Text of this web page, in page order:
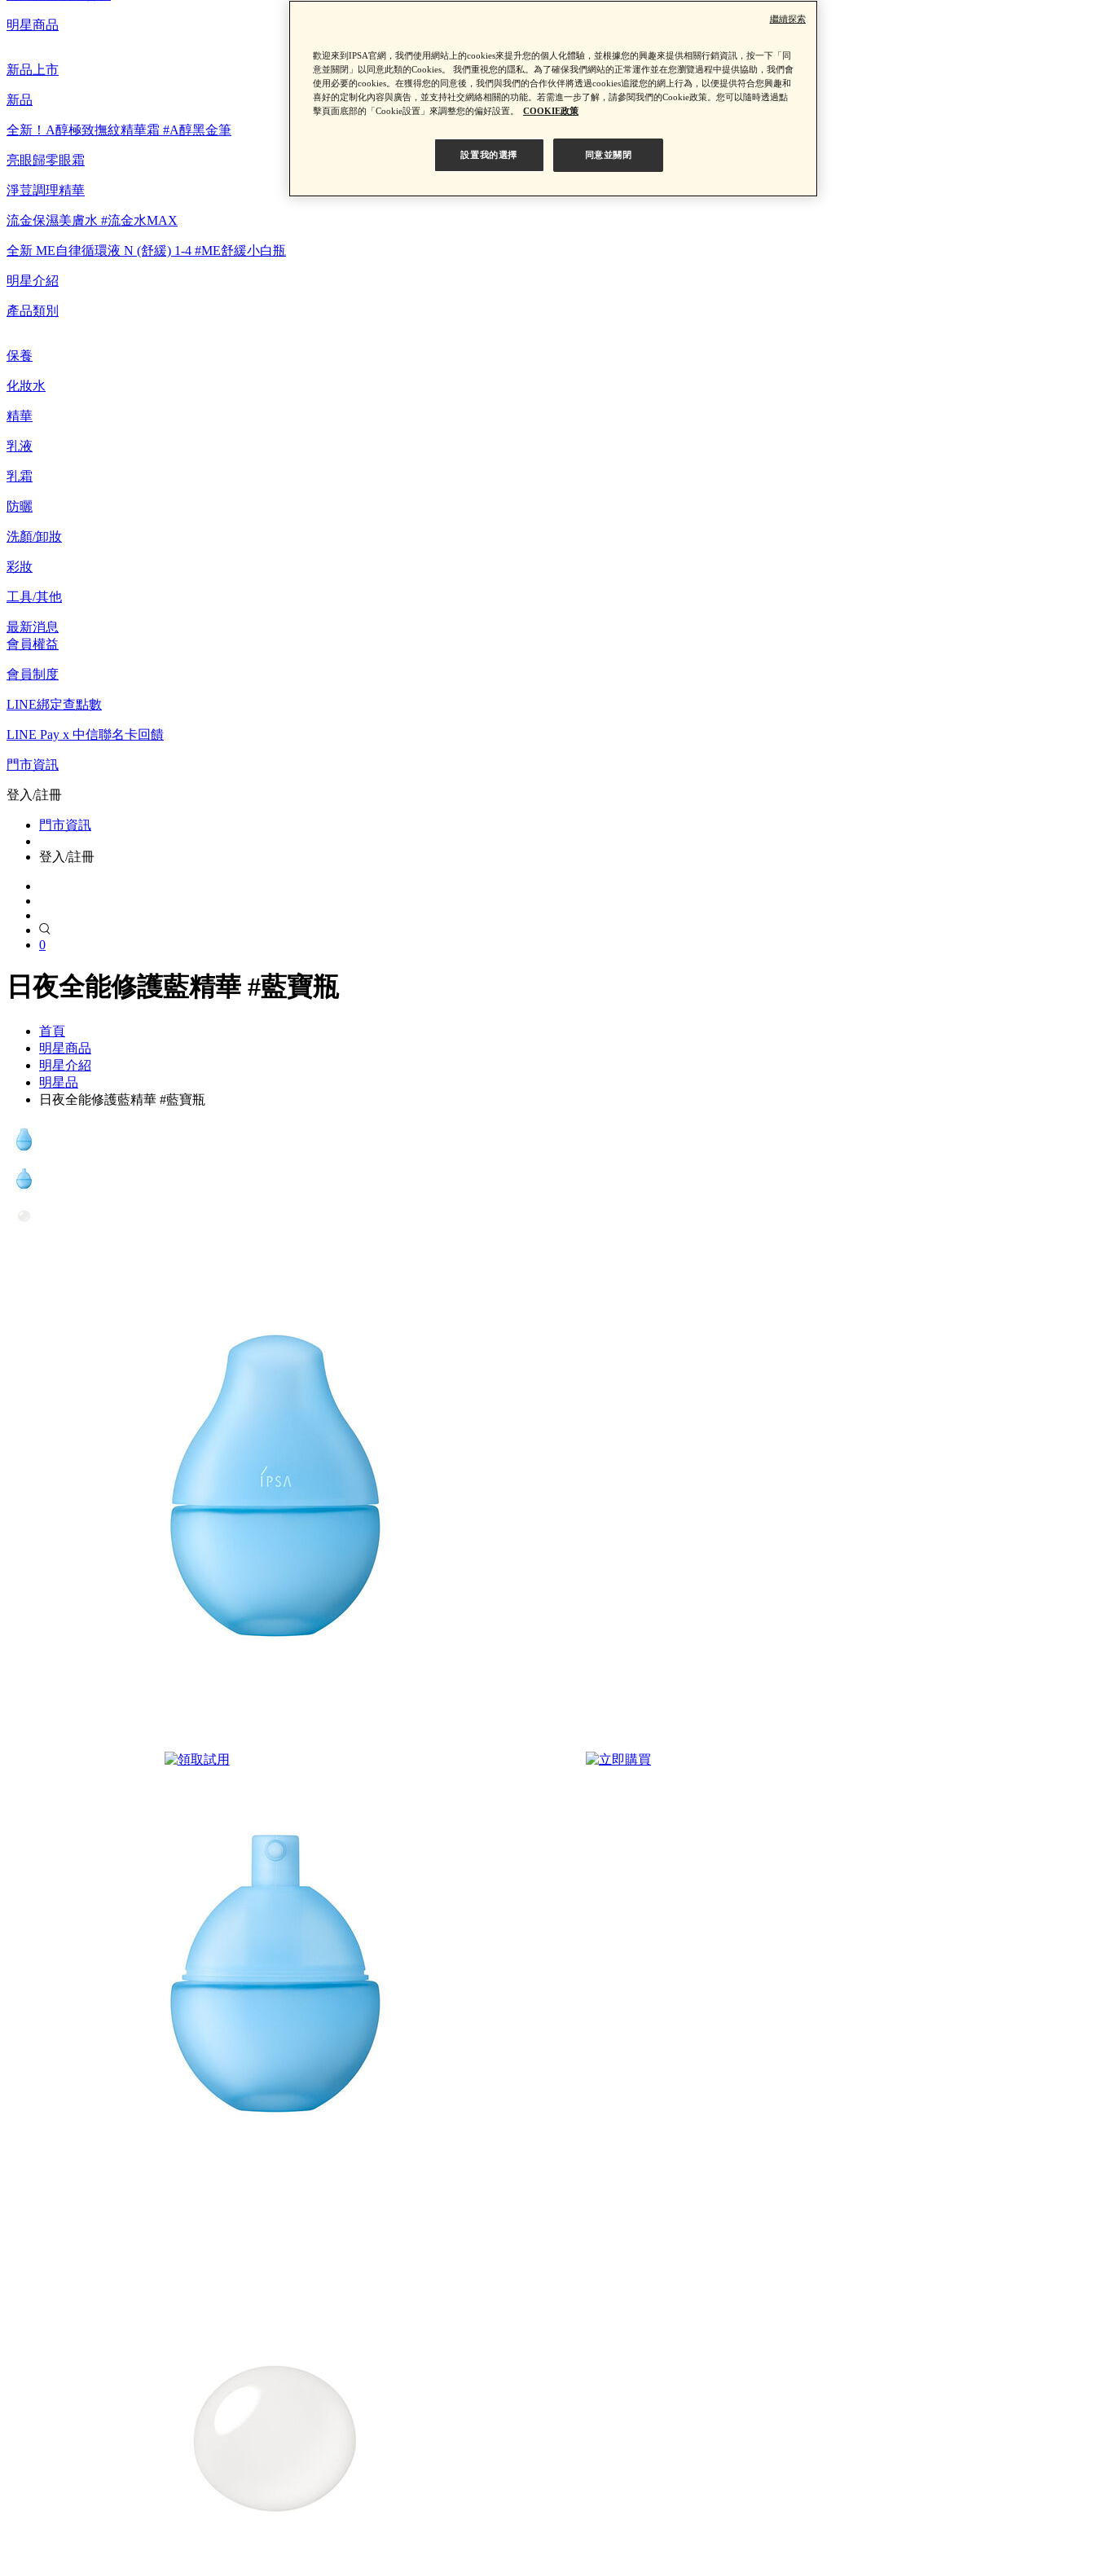
【重要公告】IPSA 無法驗證非官方通路銷售之品牌商品的真實性，也無法協助此類商品的售後服務
明星商品
新品上市
新品
全新！A醇極致撫紋精華霜 #A醇黑金筆
亮眼歸零眼霜
淨荳調理精華
流金保濕美膚水 #流金水MAX
全新 ME自律循環液 N (舒緩) 1-4 #ME舒緩小白瓶
明星介紹
產品類別
保養
化妝水
精華
乳液
乳霜
防曬
洗顏/卸妝
彩妝
工具/其他
最新消息
會員權益
會員制度
LINE綁定查點數
LINE Pay x 中信聯名卡回饋
門市資訊
登入/註冊
門市資訊
登入/註冊
0
日夜全能修護藍精華 #藍寶瓶
首頁
明星商品
明星介紹
明星品
日夜全能修護藍精華 #藍寶瓶
歡迎來到IPSA官網，我們使用網站上的cookies來提升您的個人化體驗，並根據您的興趣來提供相關行銷資訊，按一下「同
意並關閉」以同意此類的Cookies。 我們重視您的隱私。為了確保我們網站的正常運作並在您瀏覽過程中提供協助，我們會
使用必要的cookies。在獲得您的同意後，我們與我們的合作伙伴將透過cookies追蹤您的網上行為，以便提供符合您興趣和
喜好的定制化內容與廣告，並支持社交網絡相關的功能。若需進一步了解，請參閱我們的Cookie政策。您可以隨時透過點
擊頁面底部的「Cookie設置」來調整您的偏好設置。
COOKIE政策
設置我的選擇 同意並關閉
繼續探索